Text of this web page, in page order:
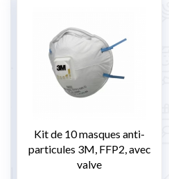
Kit de 10 masques anti-
particules 3M, FFP2, avec
valve